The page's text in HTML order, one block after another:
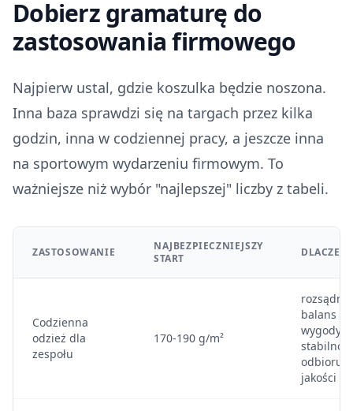
Dobierz gramaturę do
zastosowania firmowego
Najpierw ustal, gdzie koszulka będzie noszona.
Inna baza sprawdzi się na targach przez kilka
godzin, inna w codziennej pracy, a jeszcze inna
na sportowym wydarzeniu firmowym. To
ważniejsze niż wybór "najlepszej" liczby z tabeli.
ZASTOSOWANIE
NAJBEZPIECZNIEJSZY
START
Codzienna
odzież dla
zespołu
170-190 g/m²
rozsądny
balans
wygody,
odbioru
jakości